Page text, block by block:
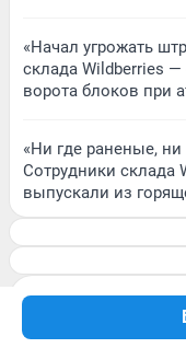
«Начал угрожать
склада Wildberries
ворота блоков при
«Ни где раненые,
Сотрудники склада
выпускали из